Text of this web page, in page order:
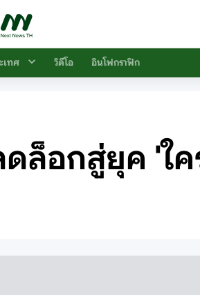
เทศ วิดีโอ อินโฟกราฟิก
ล็อกสู่ยุค 'ใ